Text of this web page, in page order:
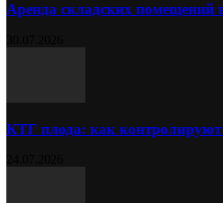
Аренда складских помещений
КТГ плода: как